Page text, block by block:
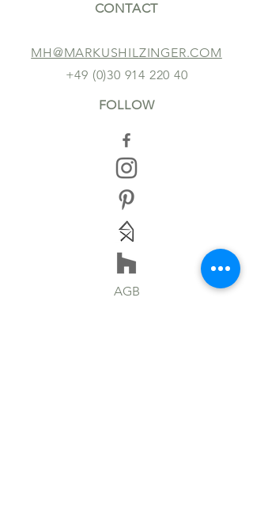
CONTACT
MH@MARKUSHILZINGER.COM
+49 (0)30 914 220 40
FOLLOW
AGB